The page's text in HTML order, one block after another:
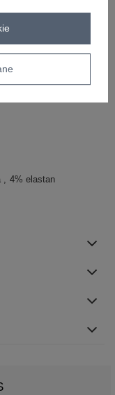
4% elastan